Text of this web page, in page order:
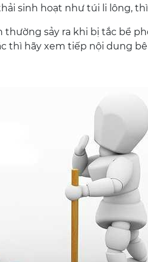
sinh hoạt như túi li lông,
thường sảy ra khi bị tắc bể
thì hãy xem tiếp nội dung